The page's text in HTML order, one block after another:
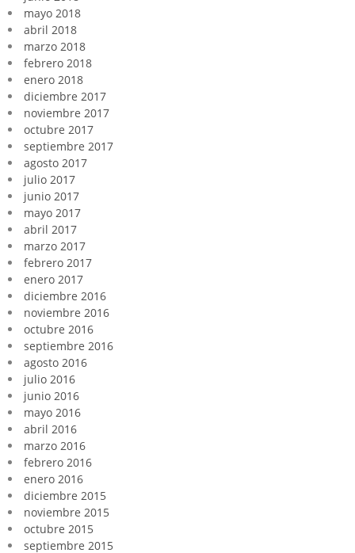
mayo 2018
abril 2018
marzo 2018
febrero 2018
enero 2018
diciembre 2017
noviembre 2017
octubre 2017
septiembre 2017
agosto 2017
julio 2017
junio 2017
mayo 2017
abril 2017
marzo 2017
febrero 2017
enero 2017
diciembre 2016
noviembre 2016
octubre 2016
septiembre 2016
agosto 2016
julio 2016
junio 2016
mayo 2016
abril 2016
marzo 2016
febrero 2016
enero 2016
diciembre 2015
noviembre 2015
octubre 2015
septiembre 2015